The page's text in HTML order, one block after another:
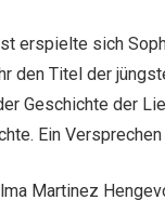
erspielte sich
den Titel der
Geschichte der
Ein
Martinez